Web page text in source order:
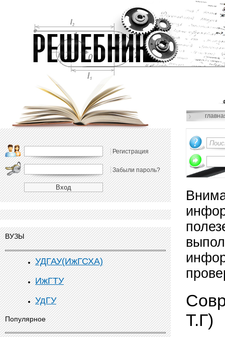
Регистрация
Забыли пароль?
ВУЗЫ
УДГАУ(ИжГСХА)
ИжГТУ
УдГУ
Популярное
Т.Г)